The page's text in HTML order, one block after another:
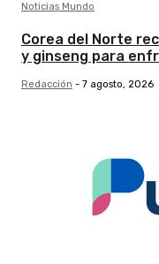
Noticias Mundo
Corea del Norte
y ginseng para
Redacción - 7 agosto, 2026